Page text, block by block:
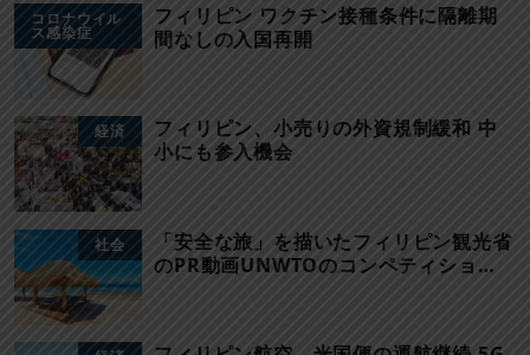
コロナウイル
ス感染症
フィリピン ワクチン接種条件に隔離期
間なしの入国再開
経済
フィリピン、小売りの外資規制緩和 中
小にも参入機会
社会
「安全な旅」を描いたフィリピン観光省
のPR動画UNWTOのコンペティショ…